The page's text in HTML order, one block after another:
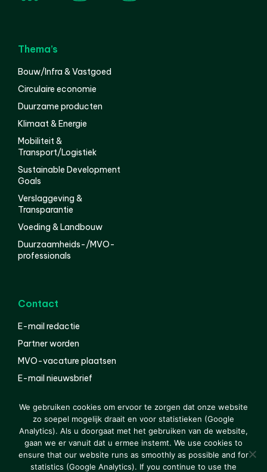
Thema’s
Bouw/Infra & Vastgoed
Circulaire economie
Duurzame producten
Klimaat & Energie
Mobiliteit &
Transport/Logistiek
Sustainable Development
Goals
Verslaggeving &
Transparantie
Voeding & Landbouw
Duurzaamheids-/MVO-
professionals
Contact
E-mail redactie
Partner worden
MVO-vacature plaatsen
E-mail nieuwsbrief
© 2000-2026 Van der Molen EIS Colofon
Disclaimer
Privacy
We gebruiken cookies om ervoor te zorgen dat onze website
zo soepel mogelijk draait en voor statistieken (Google
Analytics). Als u doorgaat met het gebruiken van de website,
gaan we er vanuit dat u ermee instemt. We use cookies to
ensure that our website runs as smoothly as possible and for
statistics (Google Analytics). If you continue to use the